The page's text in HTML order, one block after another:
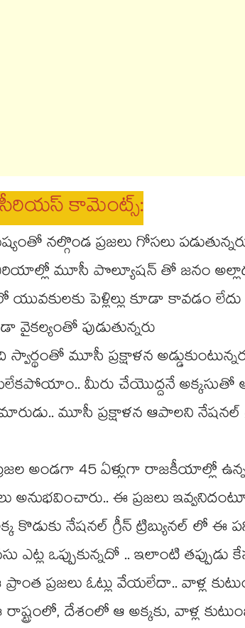
కామెంట్స్:
నల్గొండ ప్రజలు గోసలు
మూసీ పొల్యూషన్ తో జనం
పెళ్లిల్లు కూడా కావడం లేదు
వైకల్యంతో పుడుతున్నరు
మూసీ ప్రక్షాళన
మీరు చేయొద్దనే అక్కసుతో
మూసీ ప్రక్షాళన ఆపాలని నేషనల్
అండగా 45 ఏళ్లుగా రాజకీయాల్లో
అనుభవించారు.. ఈ ప్రజలు
కొడుకు నేషనల్ గ్రీన్ ట్రిబ్యునల్ లో ఈ
ఎట్ల ఒప్పుకున్నదో .. ఇలాంటి
ప్రజలు ఓట్లు వేయలేదా.. వాళ్ల
దేశంలో ఆ అక్కకు, వాళ్ల